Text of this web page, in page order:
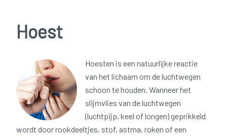
Hoest
Hoesten is een natuurlijke reactie
van het lichaam om de luchtwegen
schoon te houden. Wanneer het
slijmvlies van de luchtwegen
(luchtpijp, keel of longen) geprikkeld
wordt door rookdeeltjes, stof, astma, roken of een